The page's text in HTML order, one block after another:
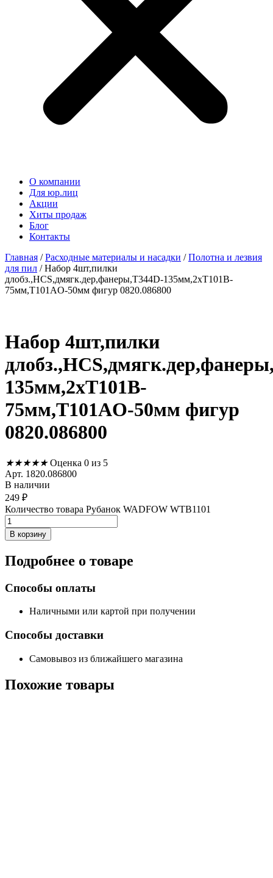
О компании
Для юр.лиц
Акции
Хиты продаж
Блог
Контакты
Главная /Расходные материалы и насадки /Полотна и лезвия
для пил / Набор 4шт,пилки
длобз.,HCS,дмягк.дер,фанеры,T344D-135мм,2хT101B-
75мм,T101AO-50мм фигур 0820.086800
Набор 4шт,пилки
135мм,2хT101B-
75мм,T101AO-50мм фигур
0820.086800
★★★★★ Оценка 0 из 5
Арт. 1820.086800
В наличии
249 ₽
Количество товара Рубанок WADFOW WTB1101
В корзину
Подробнее о товаре
Способы оплаты
Наличными или картой при получении
Способы доставки
Самовывоз из ближайшего магазина
Похожие товары